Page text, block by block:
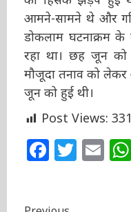
भारतीय और चीनी
मई को हिंसक झड़प
वहां आमने-सामने थे
2017 के डोकलाम
गतिरोध बन रहा
देशों के बीच मौजूदा
स्तरीय वार्ता छह जून
Post Views: 331